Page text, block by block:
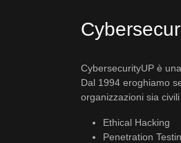
CybersecurityUP è
Dal 1994 eroghiamo
organizzazioni sia civili
Ethical Hacking
Penetration